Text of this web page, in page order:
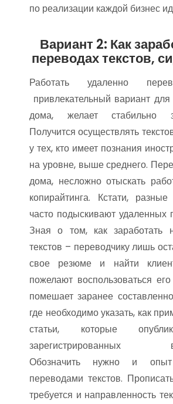
по реализации каждой бизнес
Вариант 2: Как
переводах текстов,
Работать удаленно
привлекательный вариант для
дома, желает стабильно
Получится осуществлять
у тех, кто имеет познания
на уровне, выше среднего.
дома, несложно отыскать
копирайтинга. Кстати, разные
часто подыскивают удаленных
Зная о том, как заработать
текстов – переводчику лишь
свое резюме и найти
пожелают воспользоваться
помешает заранее
где необходимо указать, как
статьи, которые
зарегистрированных
Обозначить нужно и
переводами текстов.
требуется и направленность